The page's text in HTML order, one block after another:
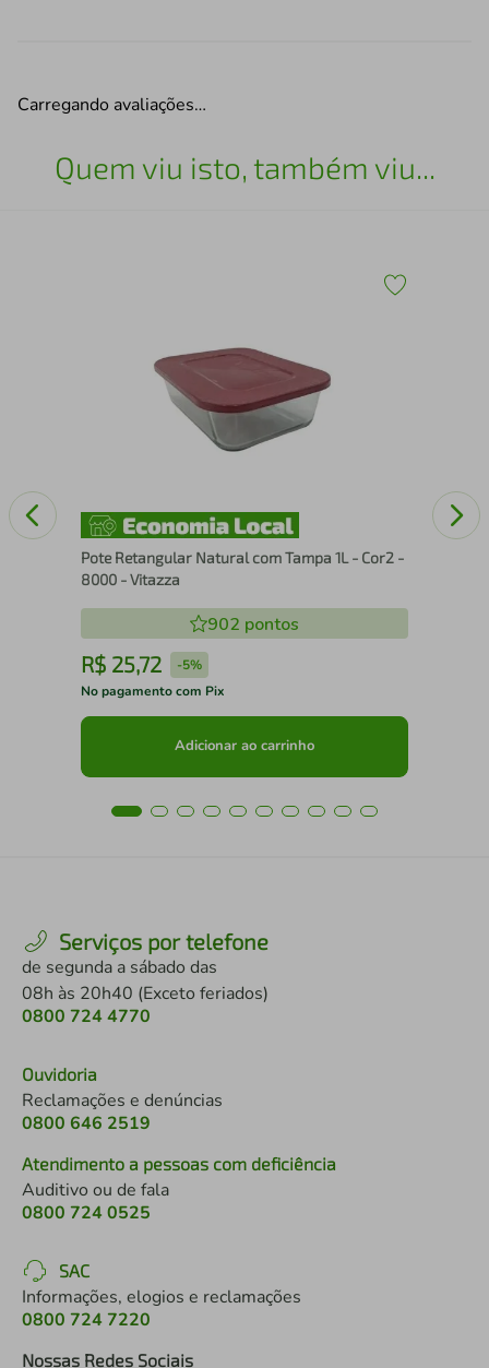
Carregando avaliações…
Quem viu isto, também viu...
Pote Retangular Natural com Tampa 1L - Cor2 -
8000 - Vitazza
902 pontos
R$ 25,72 -5%
No pagamento com Pix
Adicionar ao carrinho
Serviços por telefone
de segunda a sábado das
08h às 20h40 (Exceto feriados)
0800 724 4770
Ouvidoria
Reclamações e denúncias
0800 646 2519
Atendimento a pessoas com deficiência
Auditivo ou de fala
0800 724 0525
SAC
Informações, elogios e reclamações
0800 724 7220
Nossas Redes Sociais